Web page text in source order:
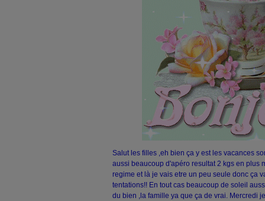
Salut les filles ,eh bien ça y est les vacances
aussi beaucoup d'apéro resultat 2 kgs en plus
regime et là je vais etre un peu seule donc ça
tentations!! En tout cas beaucoup de soleil
du bien ,la famille ya que ça de vrai. Mercredi